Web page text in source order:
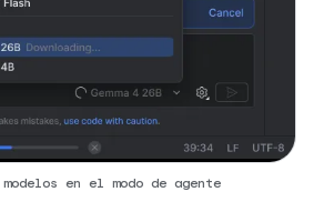
en el modo de agente